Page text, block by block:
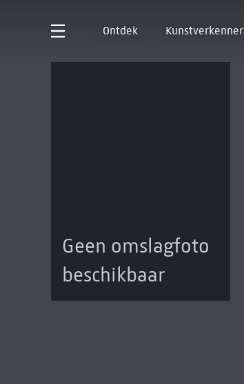
Ontdek Kunstverkenner
Geen omslagfoto
beschikbaar